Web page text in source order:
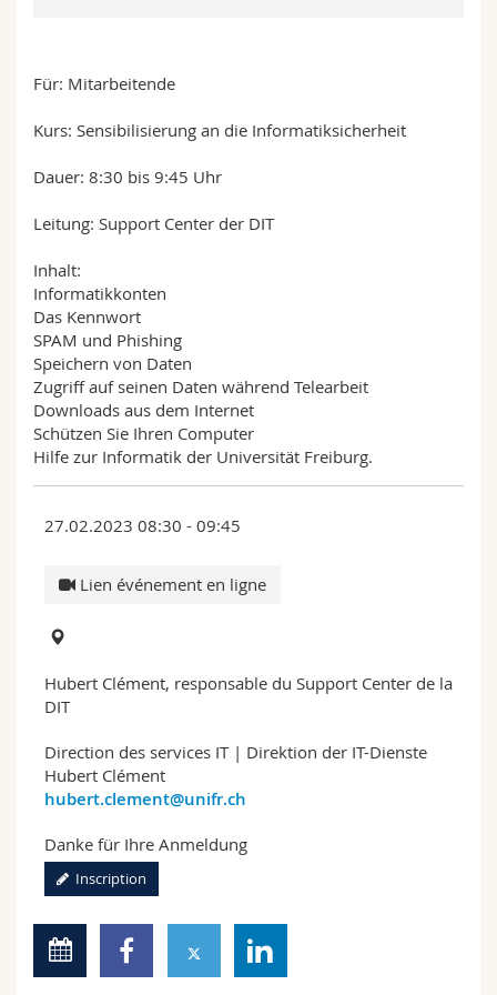
Interfacultaire
Doctorants
Programme des cours
MyUnifr
Für: Mitarbeitende
Kurs: Sensibilisierung an die Informatiksicherheit
Dauer: 8:30 bis 9:45 Uhr
Leitung: Support Center der DIT
Inhalt:
Informatikkonten
Das Kennwort
SPAM und Phishing
Speichern von Daten
Zugriff auf seinen Daten während Telearbeit
Downloads aus dem Internet
Schützen Sie Ihren Computer
Hilfe zur Informatik der Universität Freiburg.
27.02.2023 08:30 - 09:45
Lien événement en ligne
Hubert Clément, responsable du Support Center de la
DIT
Direction des services IT | Direktion der IT-Dienste
Hubert Clément
hubert.clement@unifr.ch
Danke für Ihre Anmeldung
Inscription